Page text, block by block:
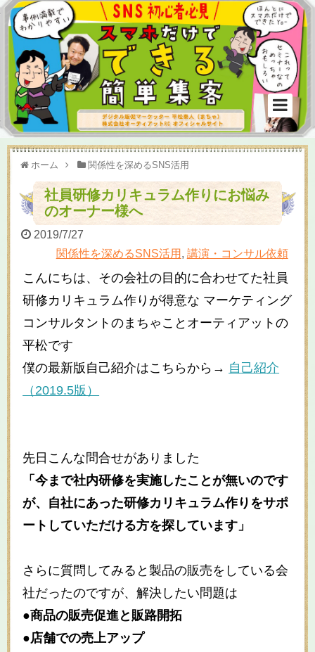
ホーム 関係性を深めるSNS活用
社員研修カリキュラム作りにお悩み
のオーナー様へ
2019/7/27
関係性を深めるSNS活用 , 講演・コンサル依頼
こんにちは、その会社の目的に合わせてた社員
研修カリキュラム作りが得意な マーケティング
コンサルタントのまちゃことオーティアットの
平松です
僕の最新版自己紹介はこちらから→ 自己紹介
（2019.5版）
先日こんな問合せがありました
「今まで社内研修を実施したことが無いのです
が、自社にあった研修カリキュラム作りをサポ
ートしていただける方を探しています」
さらに質問してみると製品の販売をしている会
社だったのですが、解決したい問題は
●商品の販売促進と販路開拓
●店舗での売上アップ